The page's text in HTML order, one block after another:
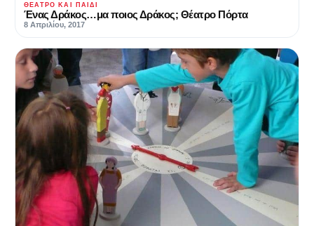
ΘΈΑΤΡΟ ΚΑΙ ΠΑΙΔΊ
Ένας Δράκος…μα ποιος Δράκος; Θέατρο Πόρτα
8 Απριλίου, 2017